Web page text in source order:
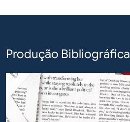
Produção Bibliográfica